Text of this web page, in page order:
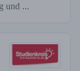
und ...